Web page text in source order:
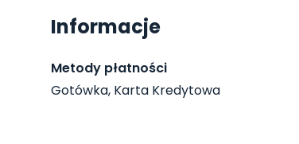
Informacje
Metody płatności
Gotówka, Karta Kredytowa